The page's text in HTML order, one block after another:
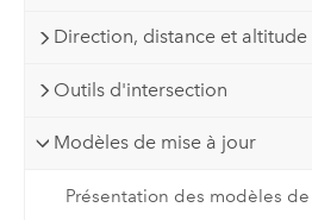
Direction, distance et altitude
Outils d'intersection
Modèles de mise à jour
Présentation des modèles